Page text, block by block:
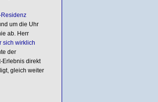
um die Uhr
ab. Herr
sich wirklich
der
Erlebnis direkt
gleich weiter